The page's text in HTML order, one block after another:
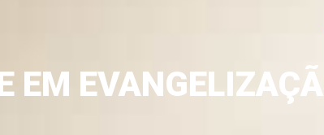
EM